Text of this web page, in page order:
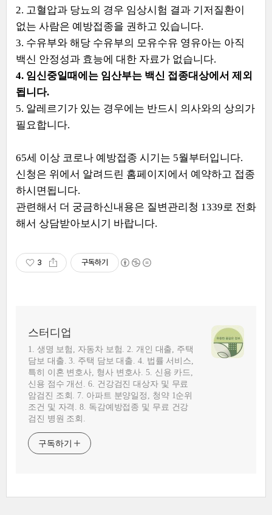
2. 고혈압과 당뇨의 경우 임상시험 결과 기저질환이
없는 사람은 예방접종을 권하고 있습니다.
3. 수유부와 해당 수유부의 모유수유 영유아는 아직
백신 안정성과 효능에 대한 자료가 없습니다.
4. 임신중일때에는 임산부는 백신 접종대상에서 제외
됩니다.
5. 알레르기가 있는 경우에는 반드시 의사와의 상의가
필요합니다.
65세 이상 코로나 예방접종 시기는 5월부터입니다.
신청은 위에서 알려드린 홈페이지에서 예약하고 접종
하시면됩니다.
관련해서 더 궁금하신내용은 질변관리청 1339로 전화
해서 상담받아보시기 바랍니다.
3 구독하기
스터디업
1. 생명 보험, 자동차 보험. 2. 개인 대출, 주택
담보 대출. 3. 주택 담보 대출. 4. 법률 서비스,
특히 이혼 변호사, 형사 변호사. 5. 신용 카드,
신용 점수 개선. 6. 건강검진 대상자 및 무료
암검진 조회. 7. 아파트 분양일정, 청약 1순위
조건 및 자격. 8. 독감예방접종 및 무료 건강
검진 병원 조회.
구독하기